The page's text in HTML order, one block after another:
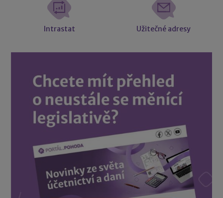
Intrastat Užitečné adresy